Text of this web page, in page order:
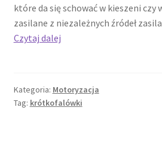
które da się schować w kieszeni czy
zasilane z niezależnych źródeł
Czytaj dalejKrótkofalówki
Kategoria: Motoryzacja
Tag: krótkofalówki